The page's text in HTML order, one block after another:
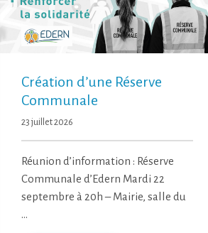
Création d’une Réserve
Communale
23 juillet 2026
Réunion d’information : Réserve
Communale d’Edern Mardi 22
septembre à 20h – Mairie, salle du
…